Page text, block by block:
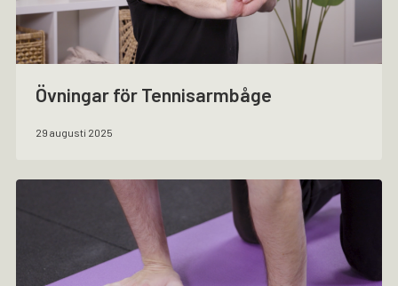
Övningar för Tennisarmbåge
29 augusti 2025